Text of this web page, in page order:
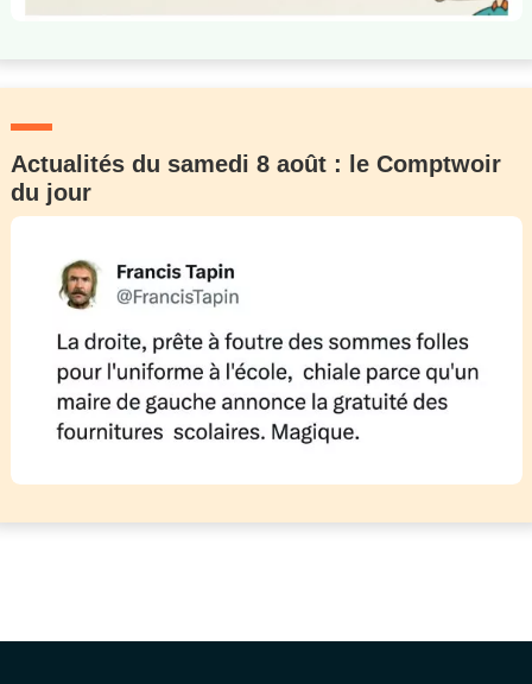
Actualités du samedi 8 août : le Comptwoir
du jour